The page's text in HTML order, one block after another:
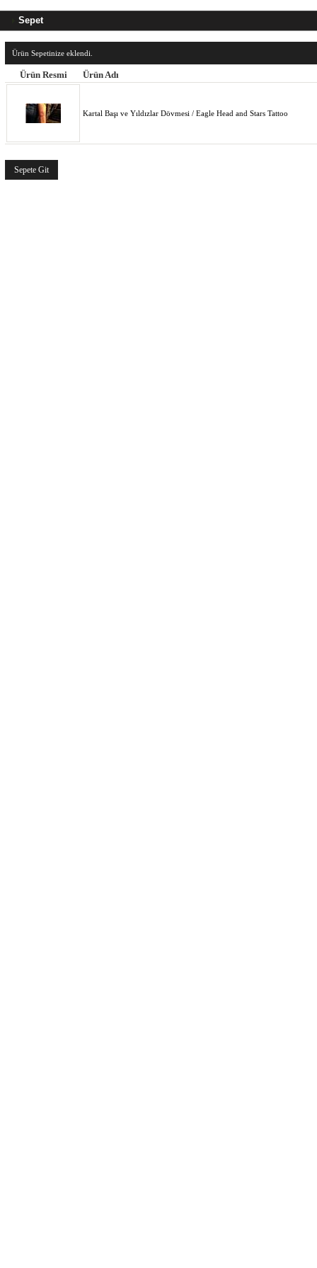
Sepet
Ürün Sepetinize eklendi.
Ürün Resmi Ürün Adı
Kartal Başı ve Yıldızlar Dövmesi / Eagle Head and Stars Tattoo
Sepete Git